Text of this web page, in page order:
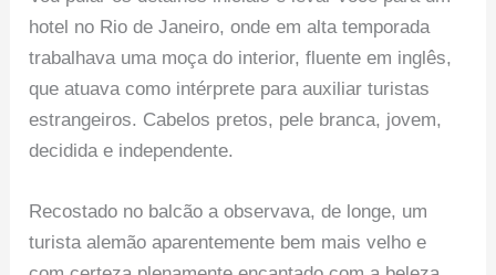
hotel no Rio de Janeiro, onde em alta temporada
trabalhava uma moça do interior, fluente em inglês,
que atuava como intérprete para auxiliar turistas
estrangeiros. Cabelos pretos, pele branca, jovem,
decidida e independente.
Recostado no balcão a observava, de longe, um
turista alemão aparentemente bem mais velho e